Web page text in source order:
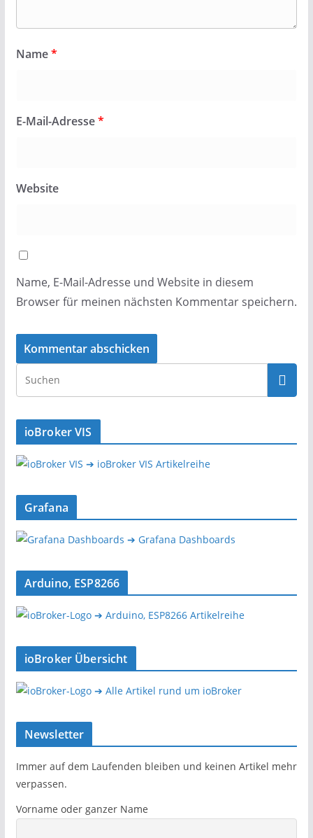
Name*
E-Mail-Adresse*
Website
Name, E-Mail-Adresse und Website in diesem
Browser für meinen nächsten Kommentar speichern.
ioBroker VIS
➔ ioBroker VIS Artikelreihe
Grafana
➔ Grafana Dashboards
Arduino, ESP8266
➔ Arduino, ESP8266 Artikelreihe
ioBroker Übersicht
➔ Alle Artikel rund um ioBroker
Newsletter
Immer auf dem Laufenden bleiben und keinen Artikel mehr
verpassen.
Vorname oder ganzer Name